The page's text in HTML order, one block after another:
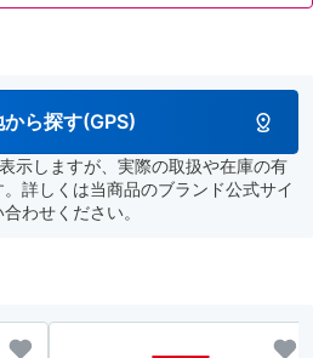
ら探す(GPS)
示しますが、実際の取扱や在庫の有
詳しくは当商品のブランド公式サイ
わせください。